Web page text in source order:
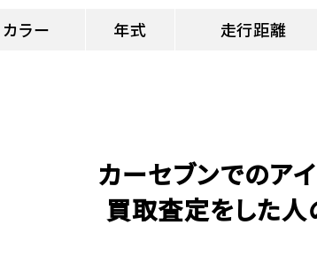
カラー 年式 走行距離
カーセブンでのア
買取査定をした人